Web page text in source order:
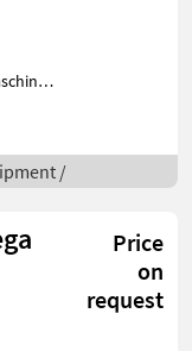
/
Price
on
request